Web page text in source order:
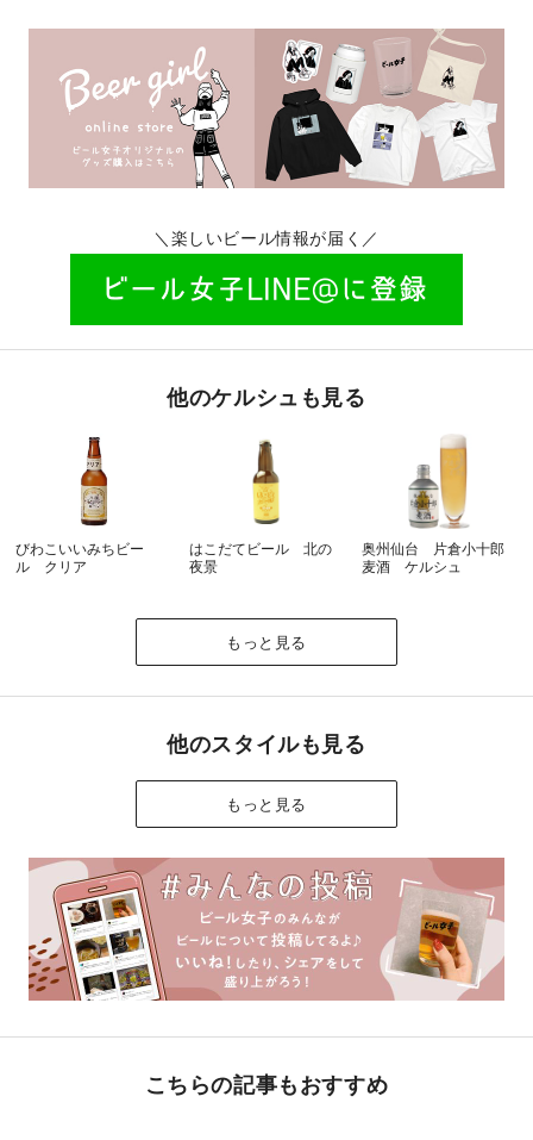
＼楽しいビール情報が届く／
他のケルシュも見る
びわこいいみちビー
ル クリア
はこだてビール 北の
夜景
奥州仙台 片倉小十郎
麦酒 ケルシュ
もっと見る
他のスタイルも見る
もっと見る
こちらの記事もおすすめ